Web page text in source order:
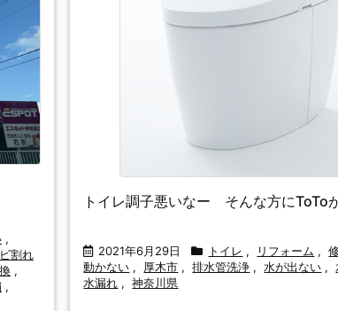
,
割れ
,
,
トイレ調子悪いなー そんな方にToTo
2021年6月29日 トイレ , リフォーム ,
動かない , 厚木市 , 排水管洗浄 , 水が出ない ,
水漏れ , 神奈川県